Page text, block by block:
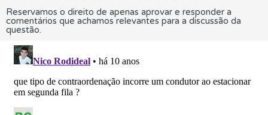
Reservamos o direito de apenas aprovar e responder a
comentários que achamos relevantes para a discussão da
questão.